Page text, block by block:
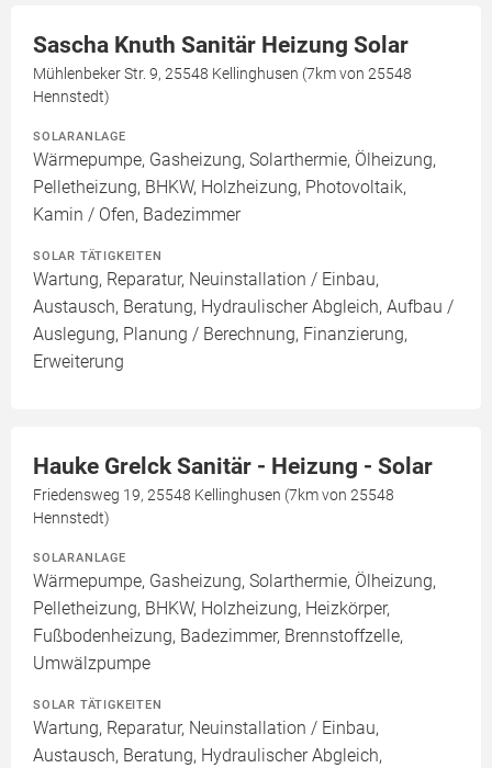
Sascha Knuth Sanitär Heizung Solar
Mühlenbeker Str. 9, 25548 Kellinghusen (7km von 25548
Hennstedt)
SOLARANLAGE
Wärmepumpe, Gasheizung, Solarthermie, Ölheizung,
Pelletheizung, BHKW, Holzheizung, Photovoltaik,
Kamin / Ofen, Badezimmer
SOLAR TÄTIGKEITEN
Wartung, Reparatur, Neuinstallation / Einbau,
Austausch, Beratung, Hydraulischer Abgleich, Aufbau /
Auslegung, Planung / Berechnung, Finanzierung,
Erweiterung
Hauke Grelck Sanitär - Heizung - Solar
Friedensweg 19, 25548 Kellinghusen (7km von 25548
Hennstedt)
SOLARANLAGE
Wärmepumpe, Gasheizung, Solarthermie, Ölheizung,
Pelletheizung, BHKW, Holzheizung, Heizkörper,
Fußbodenheizung, Badezimmer, Brennstoffzelle,
Umwälzpumpe
SOLAR TÄTIGKEITEN
Wartung, Reparatur, Neuinstallation / Einbau,
Austausch, Beratung, Hydraulischer Abgleich,